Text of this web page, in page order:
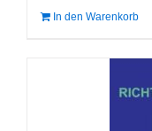
In den Warenkorb